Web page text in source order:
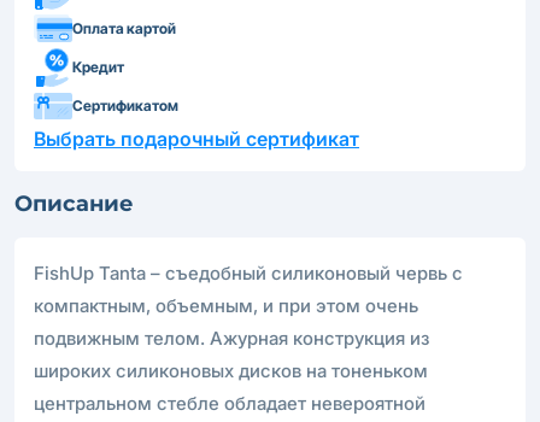
Оплата картой
Кредит
Сертификатом
Выбрать подарочный сертификат
Описание
FishUp Tanta – съедобный силиконовый червь с
компактным, объемным, и при этом очень
подвижным телом. Ажурная конструкция из
широких силиконовых дисков на тоненьком
центральном стебле обладает невероятной